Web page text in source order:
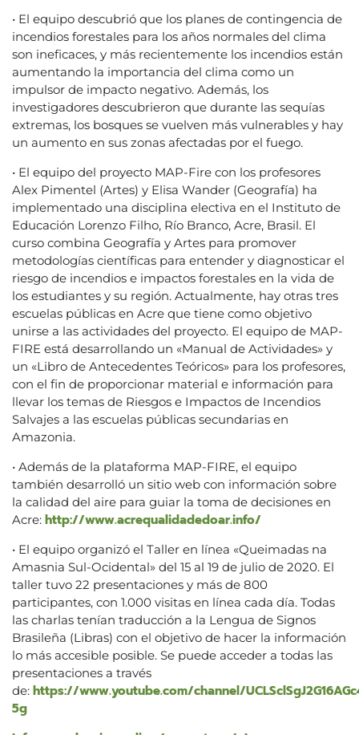
• El equipo descubrió que los planes de contingencia de
incendios forestales para los años normales del clima
son ineficaces, y más recientemente los incendios están
aumentando la importancia del clima como un
impulsor de impacto negativo. Además, los
investigadores descubrieron que durante las sequías
extremas, los bosques se vuelven más vulnerables y hay
un aumento en sus zonas afectadas por el fuego.
• El equipo del proyecto MAP-Fire con los profesores
Alex Pimentel (Artes) y Elisa Wander (Geografía) ha
implementado una disciplina electiva en el Instituto de
Educación Lorenzo Filho, Río Branco, Acre, Brasil. El
curso combina Geografía y Artes para promover
metodologías científicas para entender y diagnosticar el
riesgo de incendios e impactos forestales en la vida de
los estudiantes y su región. Actualmente, hay otras tres
escuelas públicas en Acre que tiene como objetivo
unirse a las actividades del proyecto. El equipo de MAP-
FIRE está desarrollando un «Manual de Actividades» y
un «Libro de Antecedentes Teóricos» para los profesores,
con el fin de proporcionar material e información para
llevar los temas de Riesgos e Impactos de Incendios
Salvajes a las escuelas públicas secundarias en
Amazonia.
• Además de la plataforma MAP-FIRE, el equipo
también desarrolló un sitio web con información sobre
la calidad del aire para guiar la toma de decisiones en
Acre: http://www.acrequalidadedoar.info/
• El equipo organizó el Taller en línea «Queimadas na
Amasnia Sul-Ocidental» del 15 al 19 de julio de 2020. El
taller tuvo 22 presentaciones y más de 800
participantes, con 1.000 visitas en línea cada día. Todas
las charlas tenían traducción a la Lengua de Signos
Brasileña (Libras) con el objetivo de hacer la información
lo más accesible posible. Se puede acceder a todas las
presentaciones a través
de: https://www.youtube.com/channel/
5g